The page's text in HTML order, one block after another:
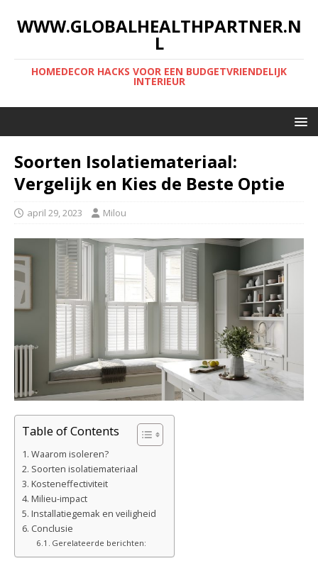
WWW.GLOBALHEALTHPARTNER.N
L
HOMEDECOR HACKS VOOR EEN BUDGETVRIENDELIJK
INTERIEUR
Soorten Isolatiemateriaal:
Vergelijk en Kies de Beste Optie
april 29, 2023 Milou
Table of Contents
Waarom isoleren?
Soorten isolatiemateriaal
Kosteneffectiviteit
Milieu-impact
Installatiegemak en veiligheid
Conclusie
Gerelateerde berichten: